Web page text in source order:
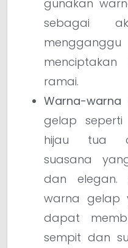
gunakan
sebagai
ramai.
Warna-warna
gelap
hijau tua
suasana
dan elegan.
warna gelap
dapat
sempit dan